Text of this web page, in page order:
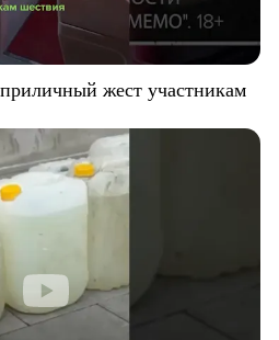
жест участникам